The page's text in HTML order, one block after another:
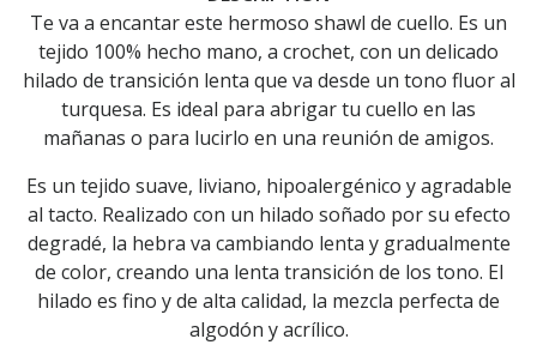
Te va a encantar este hermoso shawl de cuello. Es un
tejido 100% hecho mano, a crochet, con un delicado
hilado de transición lenta que va desde un tono fluor al
turquesa. Es ideal para abrigar tu cuello en las
mañanas o para lucirlo en una reunión de amigos.
Es un tejido suave, liviano, hipoalergénico y agradable
al tacto. Realizado con un hilado soñado por su efecto
degradé, la hebra va cambiando lenta y gradualmente
de color, creando una lenta transición de los tono. El
hilado es fino y de alta calidad, la mezcla perfecta de
algodón y acrílico.